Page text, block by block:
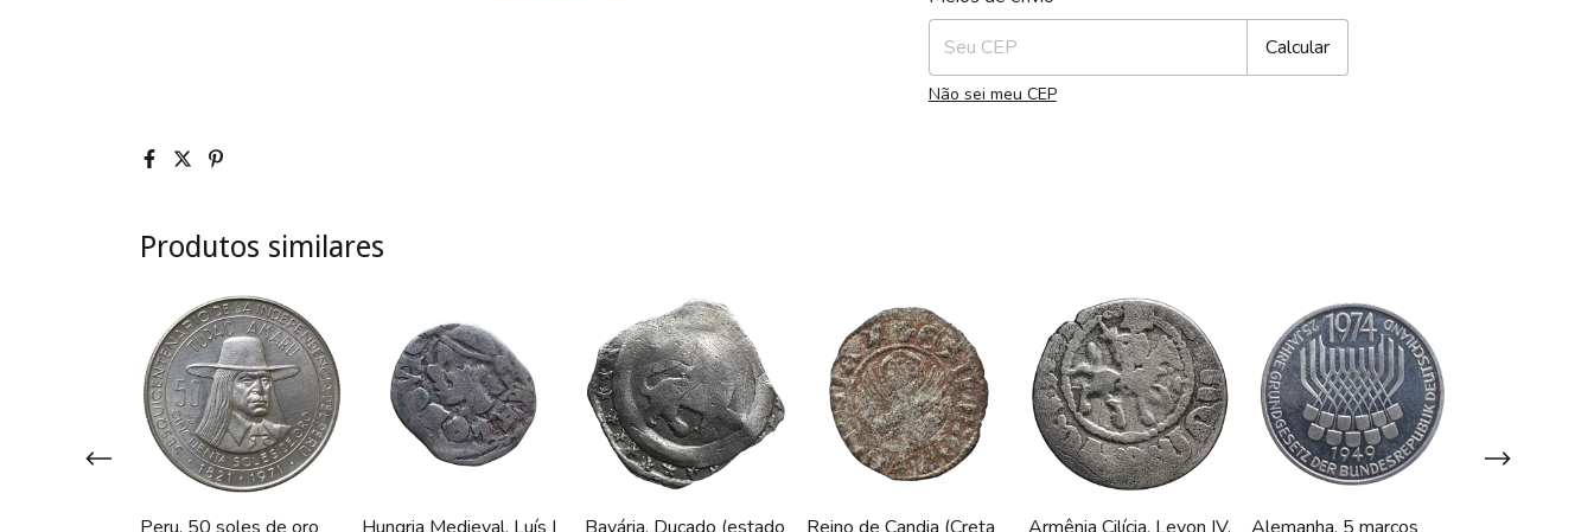
Calcular
Não sei meu CEP
Produtos similares